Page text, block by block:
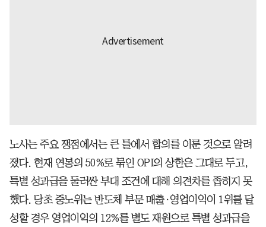
노사는 주요 쟁점에서는 큰 틀에서 합의를 이룬 것으로 알려
졌다. 현재 연봉의 50%로 묶인 OPI의 상한은 그대로 두고,
특별 성과급을 둘러싼 부대 조건에 대해 의견차를 좁히지 못
했다. 당초 중노위는 반도체 부문 매출·영업이익이 1위를 달
성할 경우 영업이익의 12%를 별도 재원으로 특별 성과급을